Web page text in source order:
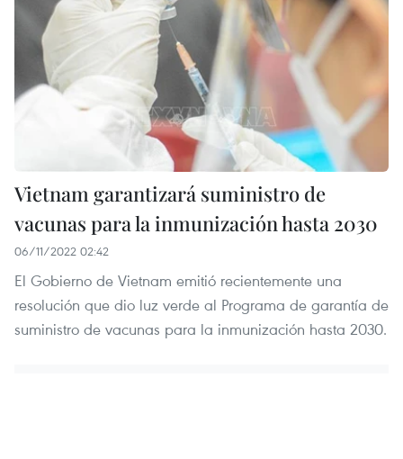
Vietnam garantizará suministro de
vacunas para la inmunización hasta 2030
06/11/2022 02:42
El Gobierno de Vietnam emitió recientemente una
resolución que dio luz verde al Programa de garantía de
suministro de vacunas para la inmunización hasta 2030.